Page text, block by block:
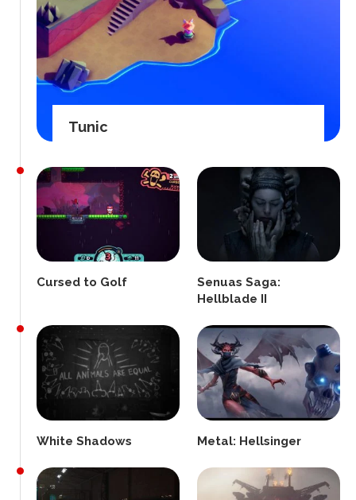
Tunic
Cursed to Golf
Senuas Saga:
Hellblade II
White Shadows Metal: Hellsinger